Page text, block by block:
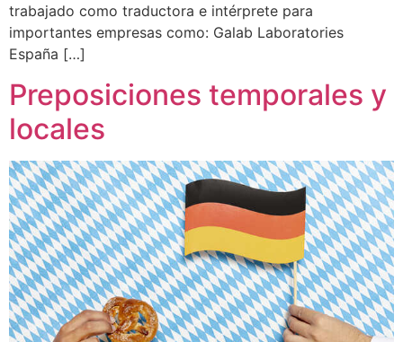
trabajado como traductora e intérprete para
importantes empresas como: Galab Laboratories
España […]
Preposiciones temporales y
locales